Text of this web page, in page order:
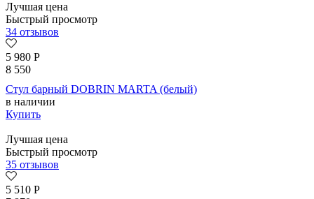
Лучшая цена
Быстрый просмотр
34 отзывов
5 980 Р
8 550
Стул барный DOBRIN MARTA (белый)
в наличии
Купить
Лучшая цена
Быстрый просмотр
35 отзывов
5 510 Р